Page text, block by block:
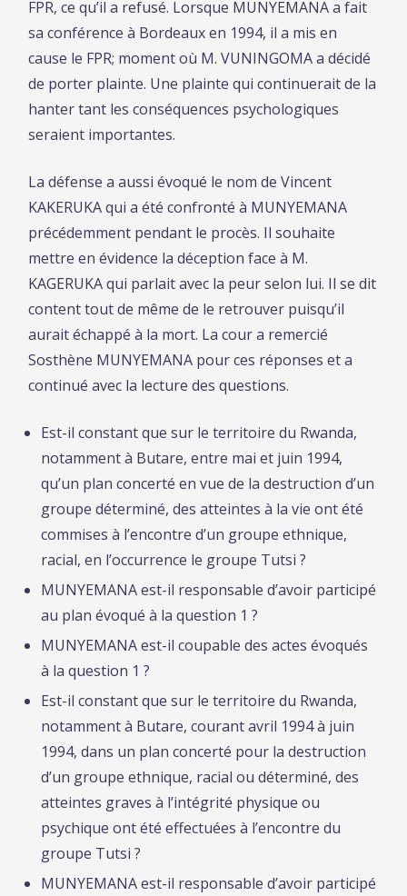
FPR, ce qu’il a refusé. Lorsque MUNYEMANA a fait
sa conférence à Bordeaux en 1994, il a mis en
cause le FPR; moment où M. VUNINGOMA a décidé
de porter plainte. Une plainte qui continuerait de la
hanter tant les conséquences psychologiques
seraient importantes.
La défense a aussi évoqué le nom de Vincent
KAKERUKA qui a été confronté à MUNYEMANA
précédemment pendant le procès. Il souhaite
mettre en évidence la déception face à M.
KAGERUKA qui parlait avec la peur selon lui. Il se dit
content tout de même de le retrouver puisqu’il
aurait échappé à la mort. La cour a remercié
Sosthène MUNYEMANA pour ces réponses et a
continué avec la lecture des questions.
Est-il constant que sur le territoire du Rwanda,
notamment à Butare, entre mai et juin 1994,
qu’un plan concerté en vue de la destruction d’un
groupe déterminé, des atteintes à la vie ont été
commises à l’encontre d’un groupe ethnique,
racial, en l’occurrence le groupe Tutsi ?
MUNYEMANA est-il responsable d’avoir participé
au plan évoqué à la question 1 ?
MUNYEMANA est-il coupable des actes évoqués
à la question 1 ?
Est-il constant que sur le territoire du Rwanda,
notamment à Butare, courant avril 1994 à juin
1994, dans un plan concerté pour la destruction
d’un groupe ethnique, racial ou déterminé, des
atteintes graves à l’intégrité physique ou
psychique ont été effectuées à l’encontre du
groupe Tutsi ?
MUNYEMANA est-il responsable d’avoir participé